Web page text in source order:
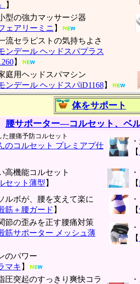
】
型の強力マッサージ器
ェアリーミニ 】
流セラピストの気持ちよさ
ンデール ヘッドスパプラス
】
庭用ヘッドスパマシン
ンデール ヘッドスパiD1168】
体をサポート
腰サポーター―コルセット、ベ
た腰痛予防コルセット
のコルセット プレミアプ仕
【
高機能コルセット
セット薄型 】
【
ルボが、腰を支えて楽に
筋＋腰ガード 】
【
節の歪みを正す腰痛対策
筋サポーター メッシュ薄
【
のパワー
マキ 】
圧突起のすっきり爽快コラ